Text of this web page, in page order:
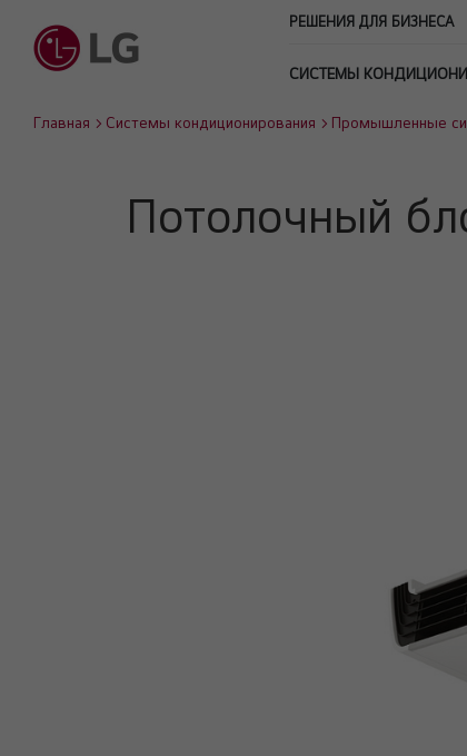
РЕШЕНИЯ ДЛЯ БИЗНЕСА
СИСТЕМЫ
Главная Системы кондиционирования Промышленные
Потолочный